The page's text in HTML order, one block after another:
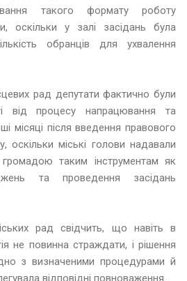
такого формату роботу
оскільки у залі засідань була
обранців для ухвалення
рад депутати фактично були
від процесу напрацювання та
місяці після введення правового
оскільки міські голови надавали
громадою таким інструментам як
та проведення засідань
рад свідчить, що навіть в
не повинна страждати, і рішення
з визначеними процедурами й
відповідні повноваження.